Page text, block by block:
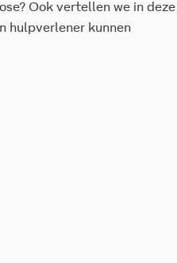
Ook vertellen we in deze
hulpverlener kunnen